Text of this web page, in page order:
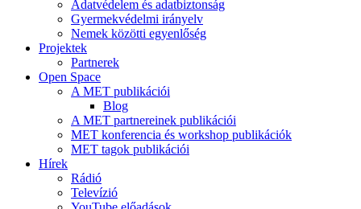
Adatvédelem és adatbiztonság
Gyermekvédelmi irányelv
Nemek közötti egyenlőség
Projektek
Partnerek
Open Space
A MET publikációi
Blog
A MET partnereinek publikációi
MET konferencia és workshop publikációk
MET tagok publikációi
Hírek
Rádió
Televízió